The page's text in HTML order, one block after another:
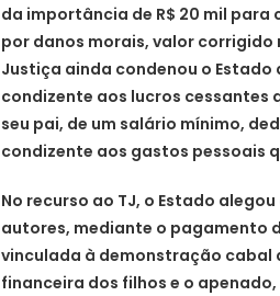
da importância de R$ 20 mil
por danos morais, valor
Justiça ainda condenou o
condizente aos lucros cessantes
seu pai, de um salário mínimo,
condizente aos gastos pessoais
No recurso ao TJ, o Estado
autores, mediante o pagamento
vinculada à demonstração cabal
financeira dos filhos e o